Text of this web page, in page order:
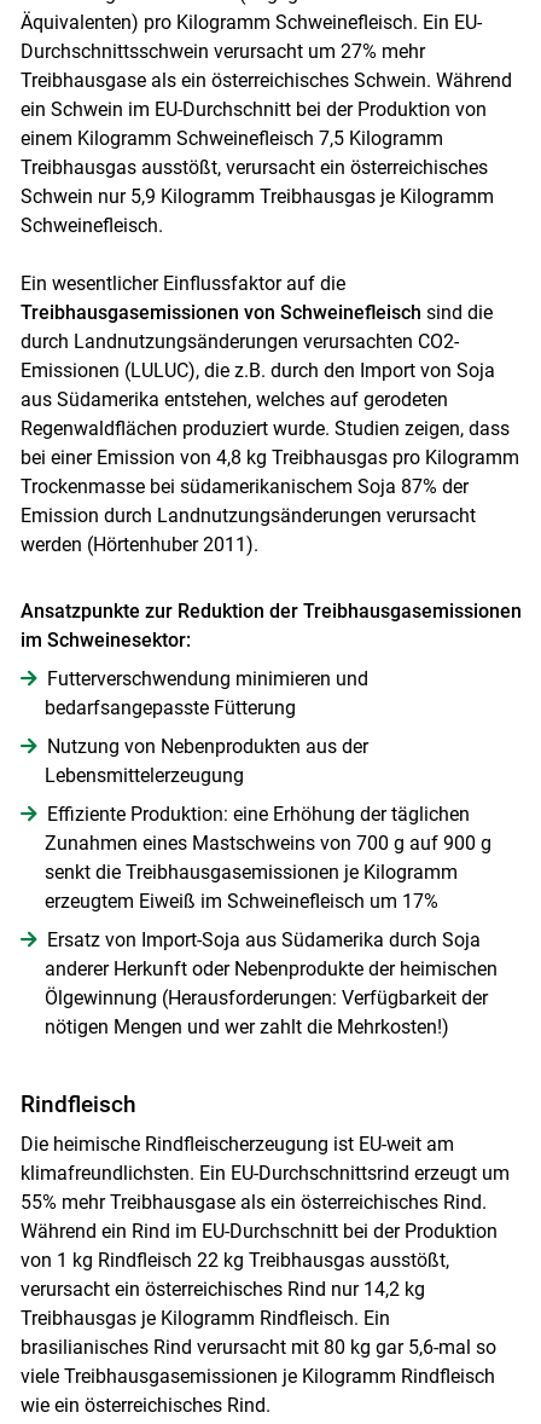
Äquivalenten) pro Kilogramm Schweinefleisch. Ein EU-
Durchschnittsschwein verursacht um 27% mehr
Treibhausgase als ein österreichisches Schwein. Während
ein Schwein im EU-Durchschnitt bei der Produktion von
einem Kilogramm Schweinefleisch 7,5 Kilogramm
Treibhausgas ausstößt, verursacht ein österreichisches
Schwein nur 5,9 Kilogramm Treibhausgas je Kilogramm
Schweinefleisch.
Ein wesentlicher Einflussfaktor auf die
Treibhausgasemissionen von Schweinefleisch sind die
durch Landnutzungsänderungen verursachten CO2-
Emissionen (LULUC), die z.B. durch den Import von Soja
aus Südamerika entstehen, welches auf gerodeten
Regenwaldflächen produziert wurde. Studien zeigen, dass
bei einer Emission von 4,8 kg Treibhausgas pro Kilogramm
Trockenmasse bei südamerikanischem Soja 87% der
Emission durch Landnutzungsänderungen verursacht
werden (Hörtenhuber 2011).
Ansatzpunkte zur Reduktion der Treibhausgasemissionen
im Schweinesektor:
Futterverschwendung minimieren und
bedarfsangepasste Fütterung
Nutzung von Nebenprodukten aus der
Lebensmittelerzeugung
Effiziente Produktion: eine Erhöhung der täglichen
Zunahmen eines Mastschweins von 700 g auf 900 g
senkt die Treibhausgasemissionen je Kilogramm
erzeugtem Eiweiß im Schweinefleisch um 17%
Ersatz von Import-Soja aus Südamerika durch Soja
anderer Herkunft oder Nebenprodukte der heimischen
Ölgewinnung (Herausforderungen: Verfügbarkeit der
nötigen Mengen und wer zahlt die Mehrkosten!)
Rindfleisch
Die heimische Rindfleischerzeugung ist EU-weit am
klimafreundlichsten. Ein EU-Durchschnittsrind erzeugt um
55% mehr Treibhausgase als ein österreichisches Rind.
Während ein Rind im EU-Durchschnitt bei der Produktion
von 1 kg Rindfleisch 22 kg Treibhausgas ausstößt,
verursacht ein österreichisches Rind nur 14,2 kg
Treibhausgas je Kilogramm Rindfleisch. Ein
brasilianisches Rind verursacht mit 80 kg gar 5,6-mal so
viele Treibhausgasemissionen je Kilogramm Rindfleisch
wie ein österreichisches Rind.